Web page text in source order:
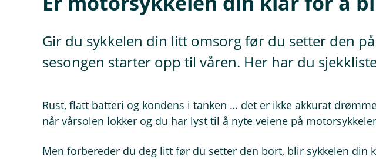
Gir du sykkelen din litt omsorg før du setter den
sesongen starter opp til våren. Her har du
Rust, flatt batteri og kondens i tanken … det er ikke akkurat
når vårsolen lokker og du har lyst til å nyte veiene på
Men forbereder du deg litt før du setter den bort, blir sykkelen din